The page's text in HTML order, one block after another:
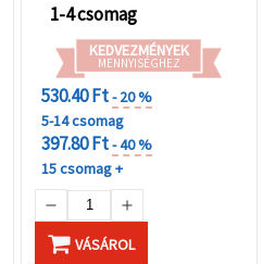
1-4 csomag
KEDVEZMÉNYEK
MENNYISÉGHEZ
530.40 Ft- 20 %
5-14 csomag
397.80 Ft- 40 %
15 csomag +
VÁSÁROL